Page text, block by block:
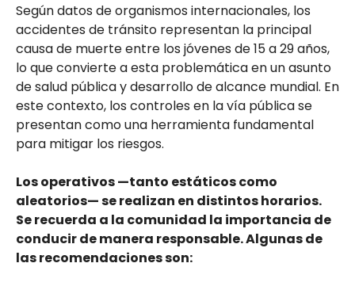
Según datos de organismos internacionales, los
accidentes de tránsito representan la principal
causa de muerte entre los jóvenes de 15 a 29 años,
lo que convierte a esta problemática en un asunto
de salud pública y desarrollo de alcance mundial. En
este contexto, los controles en la vía pública se
presentan como una herramienta fundamental
para mitigar los riesgos.
Los operativos —tanto estáticos como
aleatorios— se realizan en distintos horarios.
Se recuerda a la comunidad la importancia de
conducir de manera responsable. Algunas de
las recomendaciones son: